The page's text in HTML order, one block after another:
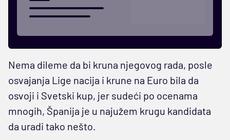
Nema dileme da bi kruna njegovog rada, posle
osvajanja Lige nacija i krune na Euro bila da
osvoji i Svetski kup, jer sudeći po ocenama
mnogih, Španija je u najužem krugu kandidata
da uradi tako nešto.